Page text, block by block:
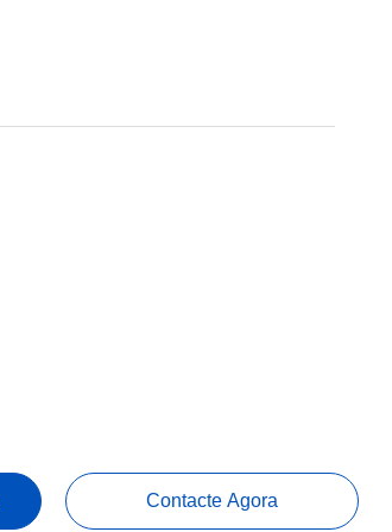
Contacte Agora